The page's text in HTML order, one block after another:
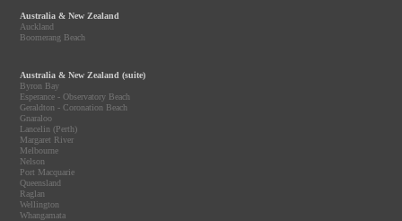
Australia & New Zealand
Auckland
Boomerang Beach
Australia & New Zealand (suite)
Byron Bay
Esperance - Observatory Beach
Geraldton - Coronation Beach
Gnaraloo
Lancelin (Perth)
Margaret River
Melbourne
Nelson
Port Macquarie
Queensland
Raglan
Wellington
Whangamata